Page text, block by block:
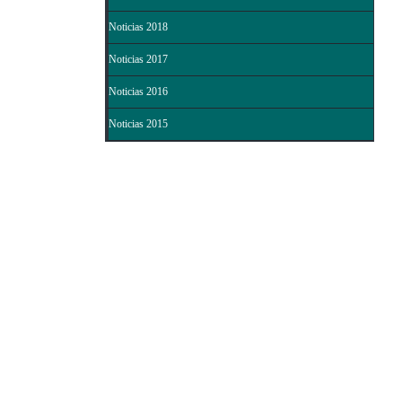
Noticias 2018
Noticias 2017
Noticias 2016
Noticias 2015